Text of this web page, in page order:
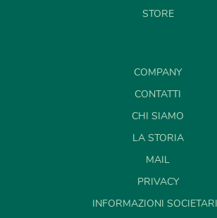
STORE
COMPANY
CONTATTI
CHI SIAMO
LA STORIA
MAIL
PRIVACY
INFORMAZIONI